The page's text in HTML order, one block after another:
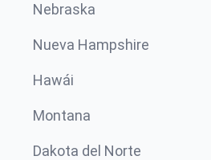
Nebraska
Nueva Hampshire
Hawái
Montana
Dakota del Norte